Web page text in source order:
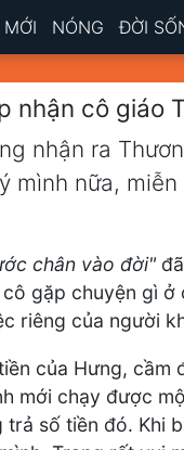
MỚI NÓNG ĐỜI
nhận cô giáo
nhận ra
mình nữa,
chân vào đời"
gặp chuyện gì
riêng của người
của Hưng, cầm
mới chạy được
trả số tiền đó. Khi